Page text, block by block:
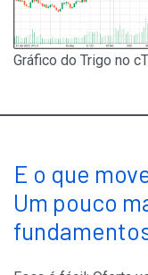
Gráfico do Trigo no
E o que
Um pouco